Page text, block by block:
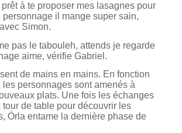
prêt à te proposer mes lasagnes pour
personnage il mange super sain,
Simon.
pas le tabouleh, attends je regarde
aime, vérifie Gabriel.
de mains en mains. En fonction
les personnages sont amenés à
plats. Une fois les échanges
tour de table pour découvrir les
Órla entame la dernière phase de